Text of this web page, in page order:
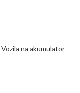
Vozila na akumulator